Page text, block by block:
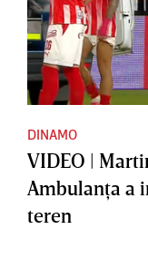
DINAMO
VIDEO |
Ambulanţa a
teren